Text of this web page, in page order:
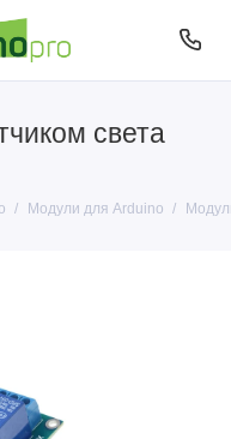
света
Модули для Arduino